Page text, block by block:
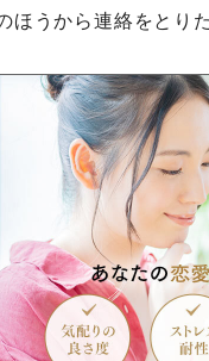
ほうから連絡をとり